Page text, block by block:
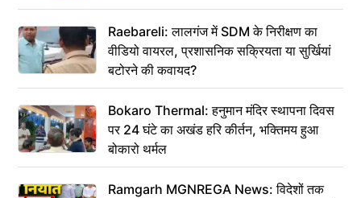
Raebareli: लालगंज में SDM के निरीक्षण का
वीडियो वायरल, प्रशासनिक सक्रियता या सुर्खियां
बटोरने की कवायद?
Bokaro Thermal: हनुमान मंदिर स्थापना दिवस
पर 24 घंटे का अखंड हरि कीर्तन, भक्तिमय हुआ
बोकारो थर्मल
Ramgarh MGNREGA News: विदेशों तक